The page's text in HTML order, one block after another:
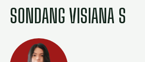
SONDANG VISIANA S